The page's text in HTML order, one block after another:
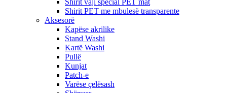
Shirit vaji special PET mat
Shirit PET me mbulesë transparente
Aksesorë
Kapëse akrilike
Stand Washi
Kartë Washi
Pullë
Kunjat
Patch-e
Varëse çelësash